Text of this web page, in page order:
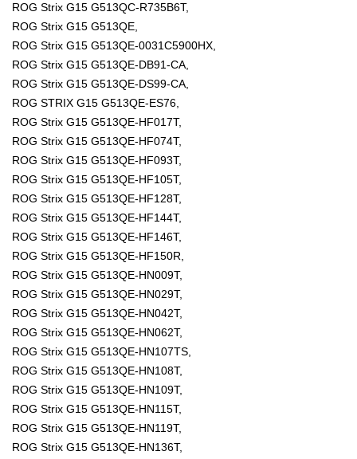
ROG Strix G15 G513QC-R735B6T,
ROG Strix G15 G513QE,
ROG Strix G15 G513QE-0031C5900HX,
ROG Strix G15 G513QE-DB91-CA,
ROG Strix G15 G513QE-DS99-CA,
ROG STRIX G15 G513QE-ES76,
ROG Strix G15 G513QE-HF017T,
ROG Strix G15 G513QE-HF074T,
ROG Strix G15 G513QE-HF093T,
ROG Strix G15 G513QE-HF105T,
ROG Strix G15 G513QE-HF128T,
ROG Strix G15 G513QE-HF144T,
ROG Strix G15 G513QE-HF146T,
ROG Strix G15 G513QE-HF150R,
ROG Strix G15 G513QE-HN009T,
ROG Strix G15 G513QE-HN029T,
ROG Strix G15 G513QE-HN042T,
ROG Strix G15 G513QE-HN062T,
ROG Strix G15 G513QE-HN107TS,
ROG Strix G15 G513QE-HN108T,
ROG Strix G15 G513QE-HN109T,
ROG Strix G15 G513QE-HN115T,
ROG Strix G15 G513QE-HN119T,
ROG Strix G15 G513QE-HN136T,